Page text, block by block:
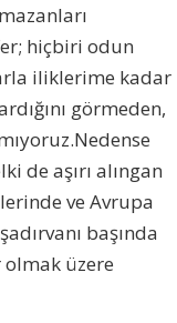
hiçbiri odun
iliklerime kadar
görmeden,
de aşırı alıngan
ve Avrupa
başında
olmak üzere